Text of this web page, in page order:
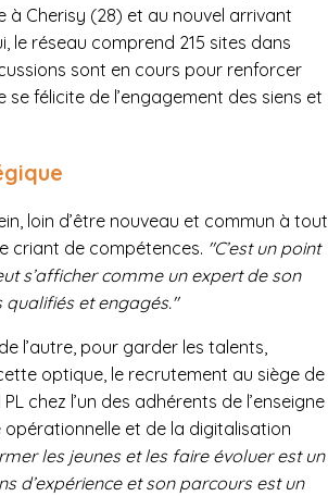
à Cherisy (28) et au nouvel arrivant
le réseau comprend 215 sites dans
sont en cours pour renforcer
félicite de l’engagement des siens et
loin d’être nouveau et commun à tout
criant de compétences. "C’est un point
s’afficher comme un expert de son
et engagés."
l’autre, pour garder les talents,
optique, le recrutement au siège de
chez l’un des adhérents de l’enseigne
et de la digitalisation
les jeunes et les faire évoluer est un
d’expérience et son parcours est un